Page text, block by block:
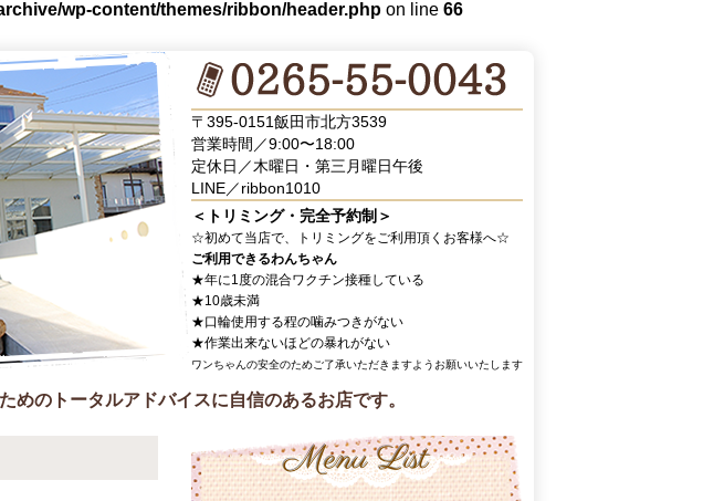
wp-content/themes/ribbon/header.php on line 66
〒395-0151飯田市北方3539
営業時間／9:00〜18:00
定休日／木曜日・第三月曜日午後
LINE／ribbon1010
＜トリミング・完全予約制＞
☆初めて当店で、トリミングをご利用頂くお客様へ☆
ご利用できるわんちゃん
★年に1度の混合ワクチン接種している
★10歳未満
★口輪使用する程の噛みつきがない
★作業出来ないほどの暴れがない
ワンちゃんの安全のためご了承いただきますようお願いいたします
のトータルアドバイスに自信のあるお店です。